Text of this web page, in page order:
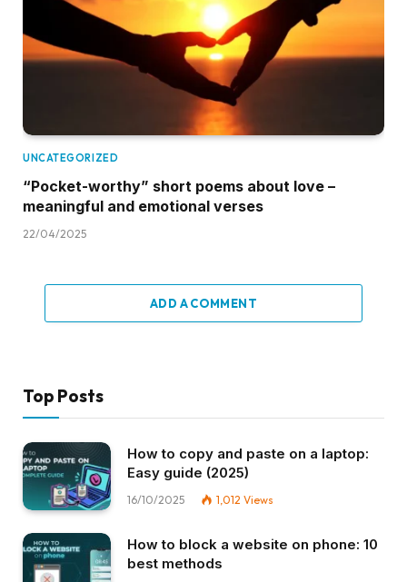
UNCATEGORIZED
“Pocket-worthy” short poems about love –
meaningful and emotional verses
22/04/2025
ADD A COMMENT
Top Posts
How to copy and paste on a laptop:
Easy guide (2025)
16/10/2025 1,012 Views
How to block a website on phone: 10
best methods